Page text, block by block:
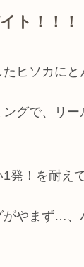
ト！！！
ヒソカにと
グで、リ
発！を耐え
がやまず…